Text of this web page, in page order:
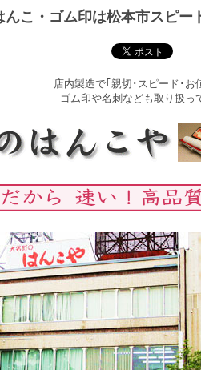
んこ・ゴム印は松本市スピー
店内製造で｢親切･スピード･お
ゴム印や名刺なども取り扱っ